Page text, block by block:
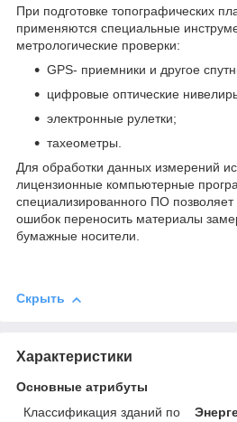
При подготовке топографических
применяются специальные
метрологические проверки:
GPS- приемники и другое
цифровые оптические
электронные рулетки;
тахеометры.
Для обработки данных измерений
лицензионные компьютерные
специализированного ПО
ошибок переносить материалы
бумажные носители.
Скрыть
Характеристики
Основные атрибуты
Классификация зданий по